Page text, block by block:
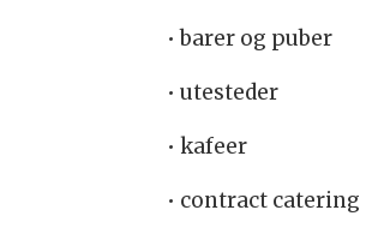
• barer og puber
• utesteder
• kafeer
• contract catering